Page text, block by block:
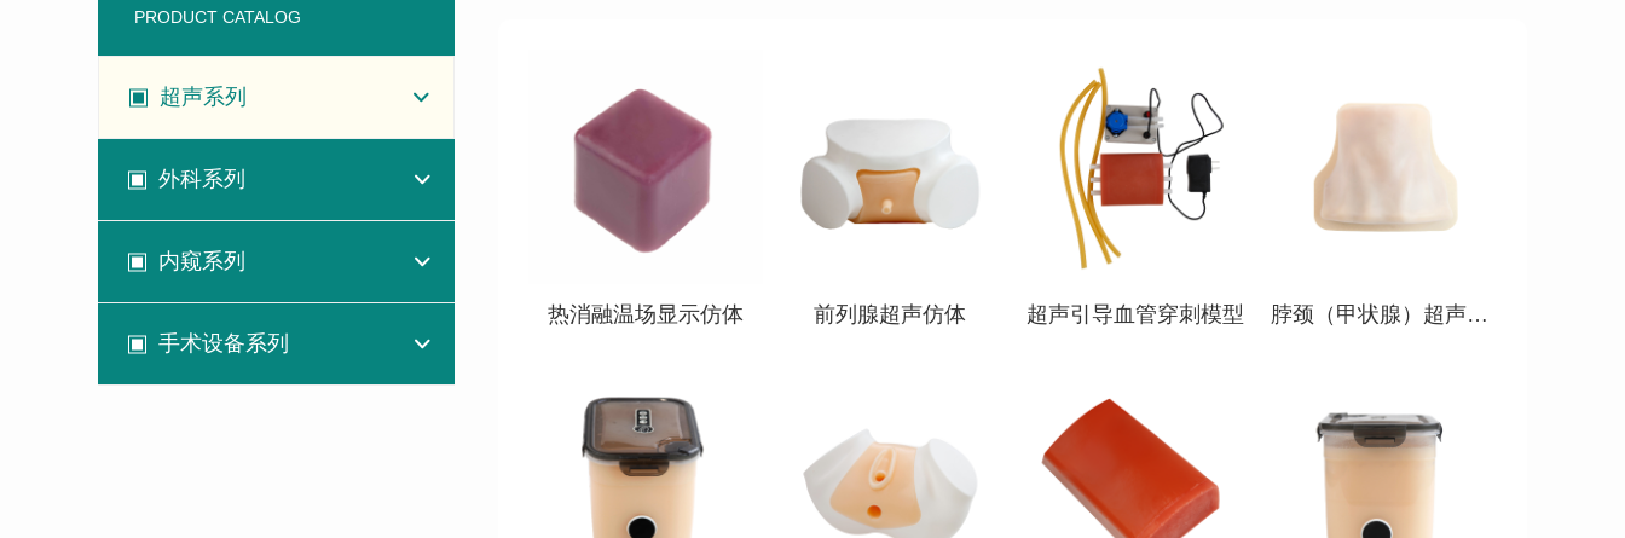
PRODUCT CATALOG
超声系列
外科系列
内窥系列
手术设备系列
热消融温场显示仿体
查看详情
前列腺超声仿体
查看详情
超声引导血管穿刺模型 脖颈（甲状腺）超声模
查看详情 查看详情 查看详情 查看详情